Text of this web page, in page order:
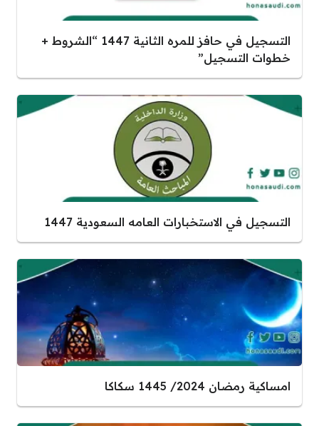
التسجيل في حافز للمره الثانية 1447 “الشروط +
خطوات التسجيل”
التسجيل في الاستخبارات العامه السعودية 1447
امساكية رمضان 2024/ 1445 سكاكا